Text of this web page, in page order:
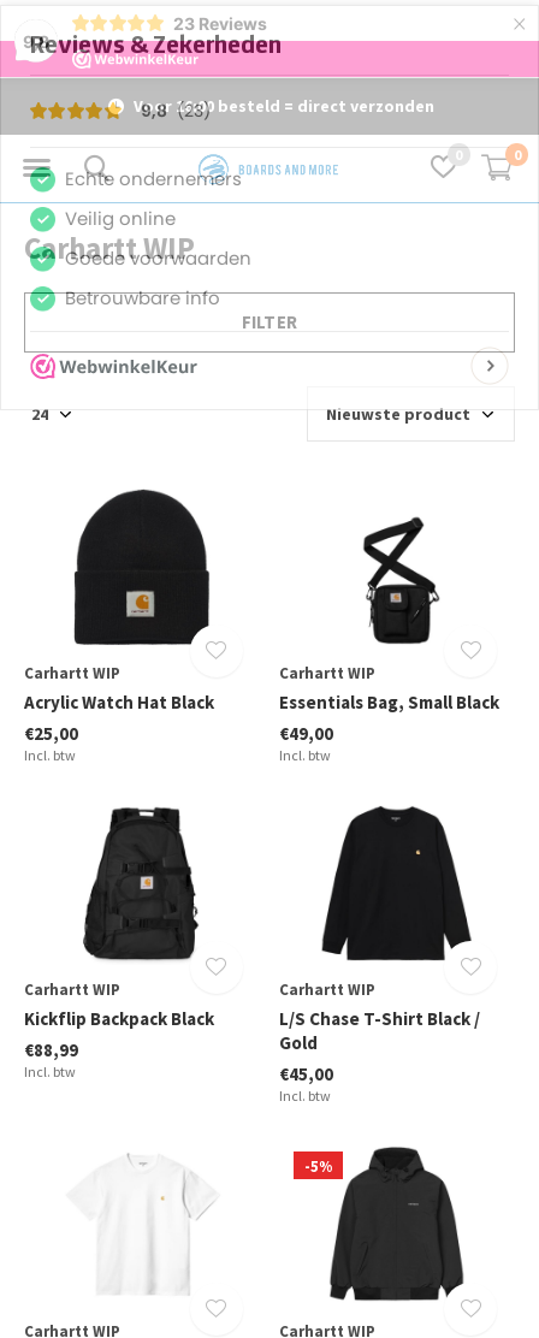
9,8
23 Reviews ×
0 0
Voor 16:00 besteld = direct verzonden
Carhartt WIP
FILTER
Carhartt WIP
Acrylic Watch Hat Black
€25,00
Incl. btw
Carhartt WIP
Essentials Bag, Small Black
€49,00
Incl. btw
Carhartt WIP
Kickflip Backpack Black
€88,99
Incl. btw
Carhartt WIP
L/S Chase T-Shirt Black /
Gold
€45,00
Incl. btw
Carhartt WIP
-5%
Carhartt WIP